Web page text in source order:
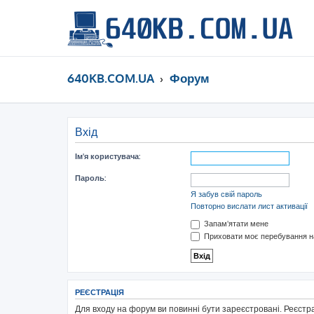
640KB.COM.UA Форум
Вхід
Ім'я користувача:
Пароль:
Я забув свій пароль
Повторно вислати лист активації
Запам'ятати мене
Приховати моє перебування
РЕЄСТРАЦІЯ
Для входу на форум ви повинні бути зареєстровані.